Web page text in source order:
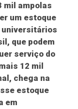
mil ampolas
um estoque
que podem
serviço do
12 mil
chega na
estoque
em